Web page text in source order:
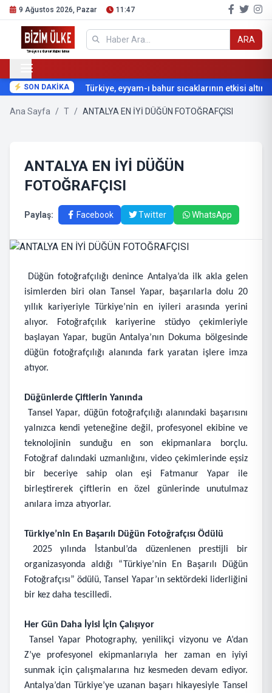
9 Ağustos 2026, Pazar 11:47
ARA
SON DAKİKA Türkiye, eyyam-ı bahur sıcaklarının etkisi
Ana Sayfa / T / ANTALYA EN İYİ DÜĞÜN FOTOĞRAFÇISI
ANTALYA EN İYİ DÜĞÜN
FOTOĞRAFÇISI
Paylaş: Facebook Twitter WhatsApp
Düğün fotoğrafçılığı denince Antalya’da ilk akla gelen
isimlerden biri olan Tansel Yapar, başarılarla dolu 20
yıllık kariyeriyle Türkiye’nin en iyileri arasında yerini
alıyor. Fotoğrafçılık kariyerine stüdyo çekimleriyle
başlayan Yapar, bugün Antalya’nın Dokuma bölgesinde
düğün fotoğrafçılığı alanında fark yaratan işlere imza
atıyor.
Düğünlerde Çiftlerin Yanında
Tansel Yapar, düğün fotoğrafçılığı alanındaki başarısını
yalnızca kendi yeteneğine değil, profesyonel ekibine ve
teknolojinin sunduğu en son ekipmanlara borçlu.
Fotoğraf dalındaki uzmanlığını, video çekimlerinde eşsiz
bir beceriye sahip olan eşi Fatmanur Yapar ile
birleştirerek çiftlerin en özel günlerinde unutulmaz
anılara imza atıyorlar.
Türkiye’nin En Başarılı Düğün Fotoğrafçısı Ödülü
2025 yılında İstanbul’da düzenlenen prestijli bir
organizasyonda aldığı “Türkiye’nin En Başarılı Düğün
Fotoğrafçısı” ödülü, Tansel Yapar’ın sektördeki liderliğini
bir kez daha tescilledi.
Her Gün Daha İyisi İçin Çalışıyor
Tansel Yapar Photography, yenilikçi vizyonu ve A’dan
Z’ye profesyonel ekipmanlarıyla her zaman en iyiyi
sunmak için çalışmalarına hız kesmeden devam ediyor.
Antalya’dan Türkiye’ye uzanan başarı hikayesiyle Tansel